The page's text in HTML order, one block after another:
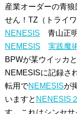
産業オーダーの青
せん！TZ（トライ
NENESIS 青山正
NEMESIS
実践魔
BPWが某ウイッカ
NEMESISに記録さ
転用でNEMESISが
いますと NENESIS
す。これはシンセサ